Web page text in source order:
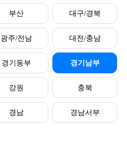
부산 대구/경북
광주/전남 대전/충남
경기동부 경기남부
강원 충북
경남 경남서부